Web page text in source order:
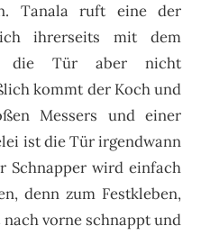
Tanala ruft eine der
ihrerseits mit dem
die Tür aber nicht
kommt der Koch und
Messers und einer
ist die Tür irgendwann
Schnapper wird einfach
denn zum Festkleben,
vorne schnappt und